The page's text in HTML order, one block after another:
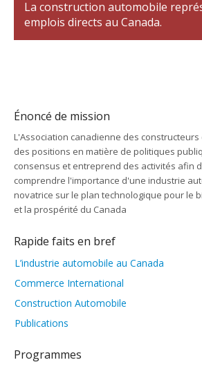
La construction automobile
emplois directs au Canada.
Énoncé de mission
L'Association canadienne des
des positions en matière de politiques
consensus et entreprend des activités afin
comprendre l'importance d'une industrie
novatrice sur le plan technologique pour le
et la prospérité du Canada
Rapide faits en bref
L’industrie automobile au Canada
Commerce International
Construction Automobile
Publications
Programmes